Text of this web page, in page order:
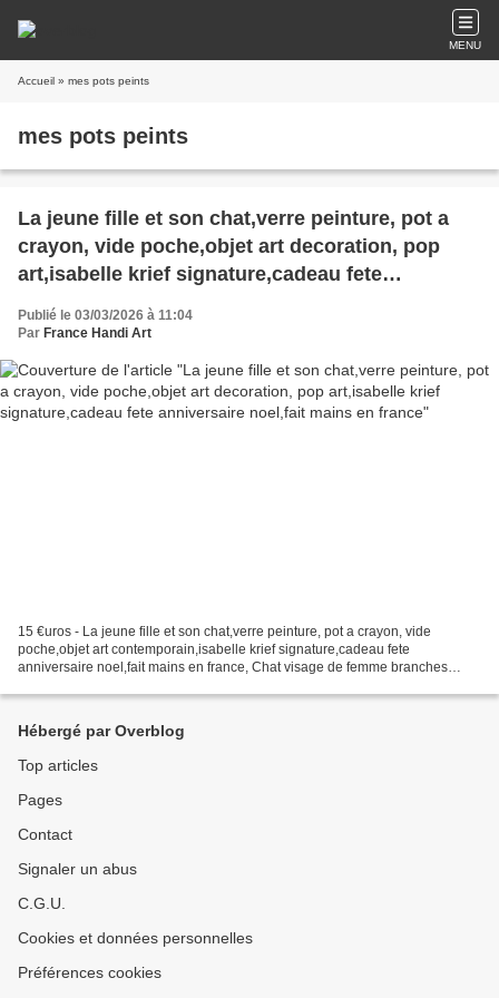
MENU
Accueil » mes pots peints
mes pots peints
La jeune fille et son chat,verre peinture, pot a
crayon, vide poche,objet art decoration, pop
art,isabelle krief signature,cadeau fete
anniversaire noel,fait mains en france
Publié le 03/03/2026 à 11:04
Par France Handi Art
15 €uros - La jeune fille et son chat,verre peinture, pot a crayon, vide
poche,objet art contemporain,isabelle krief signature,cadeau fete
anniversaire noel,fait mains en france, Chat visage de femme branches
Hébergé par Overblog
Top articles
Pages
Contact
Signaler un abus
C.G.U.
Cookies et données personnelles
Préférences cookies